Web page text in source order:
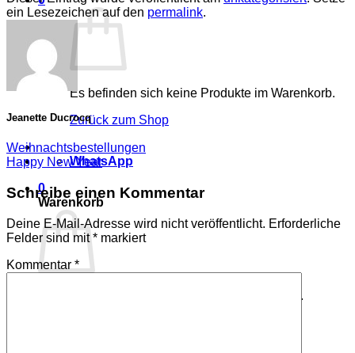
Es befinden sich keine Produkte im Warenkorb.
Zurück zum Shop
WhatsApp
0
Warenkorb
Es befinden sich keine Produkte im Warenkorb.
ein Lesezeichen auf den permalink.
Jeanette Ducrocq
Weihnachtsbestellungen
Happy New Year
Schreibe einen Kommentar
Deine E-Mail-Adresse wird nicht veröffentlicht. Erforderliche
Felder sind mit* markiert
Kommentar *